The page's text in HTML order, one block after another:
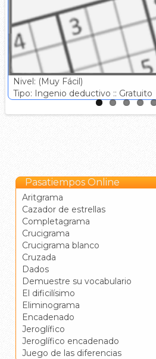
Nivel: (Muy Fácil)
Tipo: Ingenio deductivo :: Gratuito
Pasatiempos Online
Aritgrama
Cazador de estrellas
Completagrama
Crucigrama
Crucigrama blanco
Cruzada
Dados
Demuestre su vocabulario
El dificilísimo
Eliminograma
Encadenado
Jeroglífico
Jeroglífico encadenado
Juego de las diferencias